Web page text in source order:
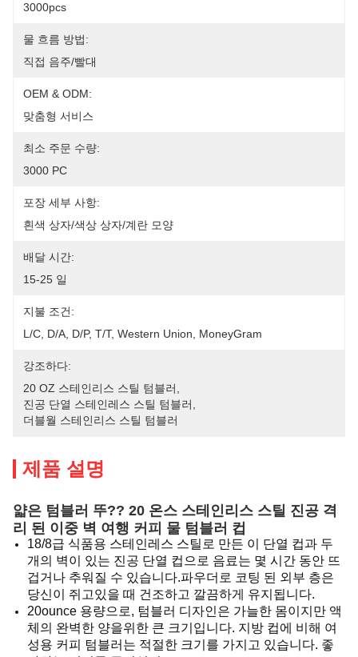
3000pcs
물 흐름 방법:
직접 음주/빨대
OEM & ODM:
맞춤형 서비스
최소 주문 수량:
3000 PC
포장 세부 사항:
흰색 상자/색상 상자/계란 모양
배달 시간:
15-25 일
지불 조건:
L/C, D/A, D/P, T/T, Western Union, MoneyGram
강조하다:
20 OZ 스테인리스 스틸 텀블러
진공 단열 스테인레스 스틸 텀블러
더블월 스테인리스 스틸 텀블러
제품 설명
얇은 텀블러 뚜?? 20 온스 스테인리스 스틸 진공 격
리 된 이중 벽 여행 커피 물 텀블러 컵
18/8급 식품용 스테인레스 스틸로 만든 이 단열 컵과 두
개의 벽이 있는 진공 단열 컵으로 음료는 몇 시간 동안 뜨
겁거나 추워질 수 있습니다.파우더로 코팅 된 외부 층은
당신이 쥐고있을 때 건조하고 깔끔하게 유지됩니다.
20ounce 용량으로, 텀블러 디자인은 가늘한 몸이지만 액
체의 완벽한 양을위한 큰 크기입니다. 지방 컵에 비해 여
성용 커피 텀블러는 적절한 크기를 가지고 있습니다. 좋